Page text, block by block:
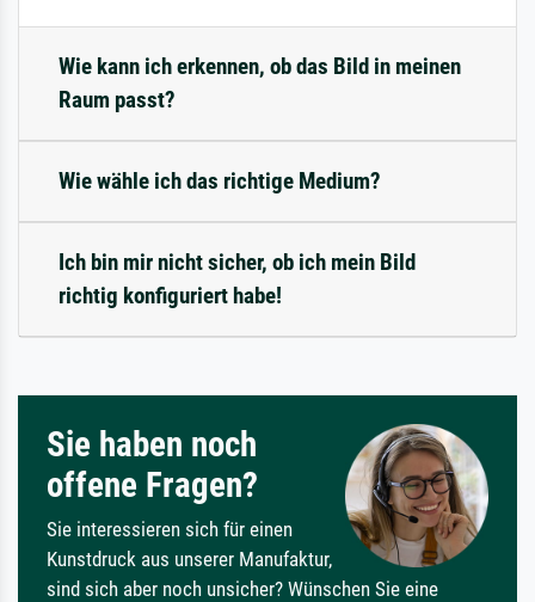
Wie kann ich erkennen, ob das Bild in meinen
Raum passt?
Wie wähle ich das richtige Medium?
Ich bin mir nicht sicher, ob ich mein Bild
richtig konfiguriert habe!
Sie haben noch
offene Fragen?
Sie interessieren sich für einen
Kunstdruck aus unserer Manufaktur,
sind sich aber noch unsicher? Wünschen Sie eine